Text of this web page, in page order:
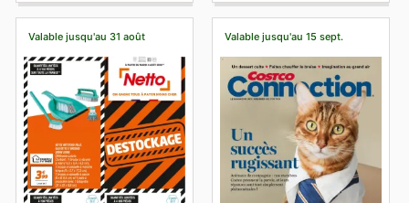
Valable jusqu'au 31 août Valable jusqu'au 15 sept.